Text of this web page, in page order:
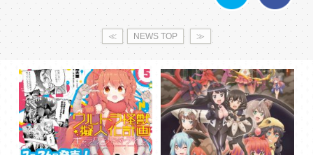
≪ NEWS TOP ≫